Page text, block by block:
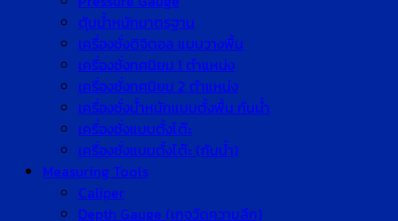
ตุ้มน้ำหนักมาตรฐาน
เครื่องชั่งดิจิตอล แบบวางพื้น
เครื่องชั่งทศนิยม 1 ตำแหน่ง
เครื่องชั่งทศนิยม 2 ตำแหน่ง
เครื่องชั่งน้ำหนักแบบตั้งพื้น กันน้ำ
เครื่องชั่งแบบตั้งโต๊ะ
เครื่องชั่งแบบตั้งโต๊ะ (กันน้ำ)
Measuring Tools
Caliper
Depth Gauge (เกจวัดความลึก)